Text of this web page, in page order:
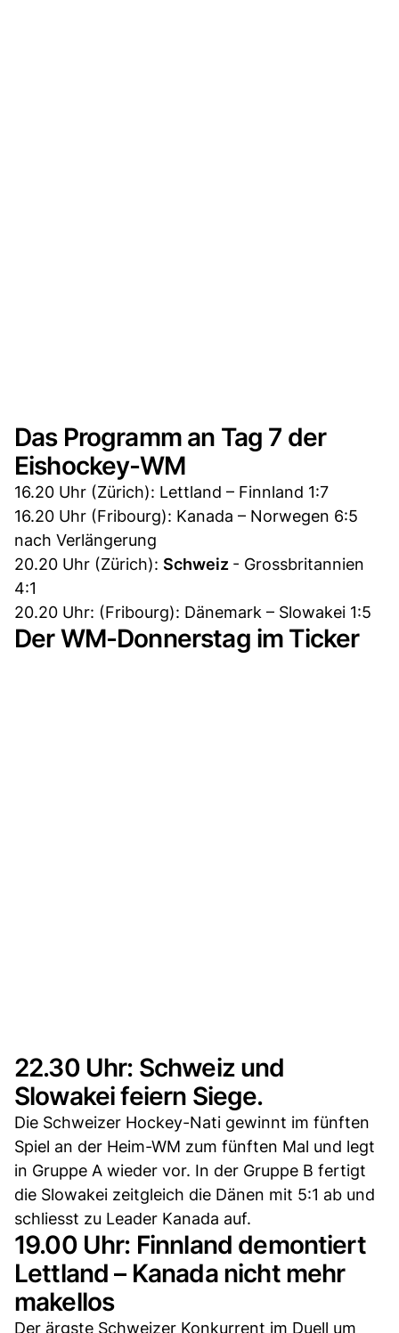
Das Programm an Tag 7 der
Eishockey-WM
16.20 Uhr (Zürich): Lettland – Finnland 1:7
16.20 Uhr (Fribourg): Kanada – Norwegen 6:5
nach Verlängerung
20.20 Uhr (Zürich): Schweiz - Grossbritannien
4:1
20.20 Uhr: (Fribourg): Dänemark – Slowakei 1:5
Der WM-Donnerstag im Ticker
22.30 Uhr: Schweiz und
Slowakei feiern Siege.
Die Schweizer Hockey-Nati gewinnt im fünften
Spiel an der Heim-WM zum fünften Mal und legt
in Gruppe A wieder vor. In der Gruppe B fertigt
die Slowakei zeitgleich die Dänen mit 5:1 ab und
schliesst zu Leader Kanada auf.
19.00 Uhr: Finnland demontiert
Lettland – Kanada nicht mehr
makellos
Der ärgste Schweizer Konkurrent im Duell um